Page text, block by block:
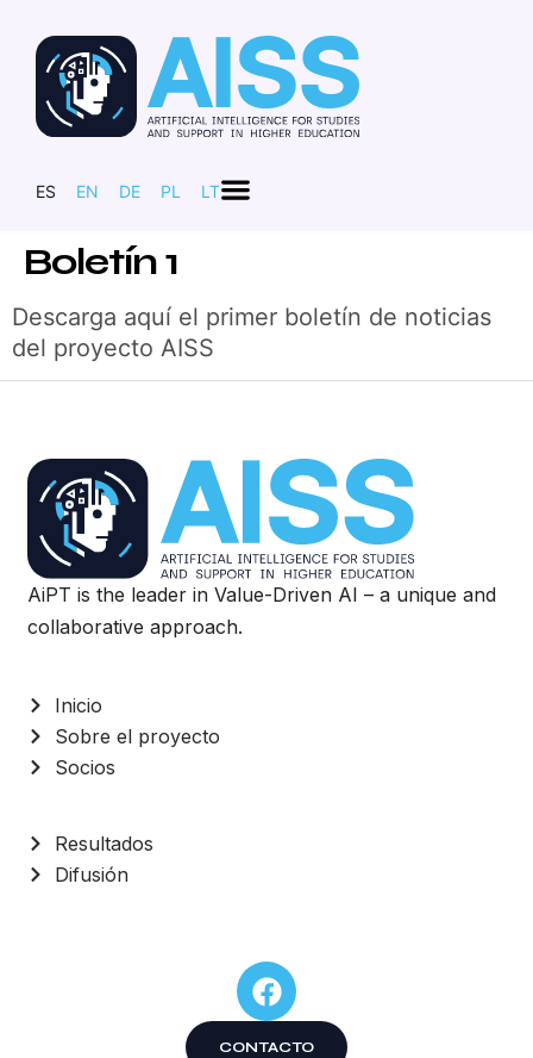
ES EN DE PL LT
Boletín 1
Descarga aquí el primer boletín de noticias
del proyecto AISS
AiPT is the leader in Value-Driven AI – a unique and
collaborative approach.
Inicio
Sobre el proyecto
Socios
Resultados
Difusión
CONTACTO